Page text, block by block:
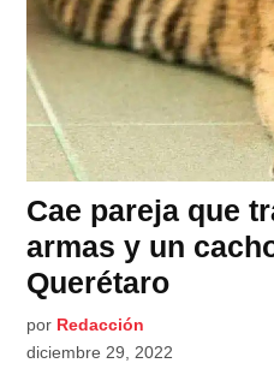
Cae pareja que
armas y un
Querétaro
por Redacción
diciembre 29, 2022